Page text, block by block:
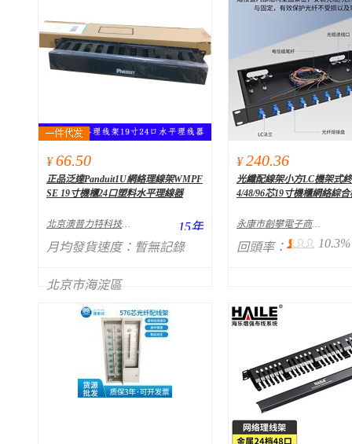
¥ 66.50
正品泛達Panduit1U網絡理線架WMPF
SE 19寸機櫃24口塑料水平理線器
北京澳普力特科技發展有限公司 15年
月均發貨速度： 暫無記錄
北京市海淀區
¥ 240.36
光纖配線架小方LC機架式
4/48/96芯19寸機櫃網絡綜合
永康市創攀電子商務商行
回頭率： 10.3%